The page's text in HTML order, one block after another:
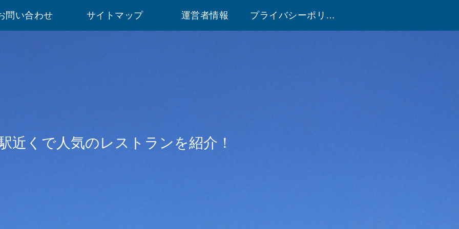
近くで人気のレストランを紹介！
問い合わせ サイトマップ 運営者情報 プライバシーポリシー